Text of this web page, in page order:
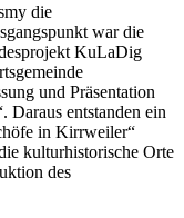
die
war die
KuLaDig
und Präsentation
entstanden ein
in Kirrweiler“
kulturhistorische Orte
des